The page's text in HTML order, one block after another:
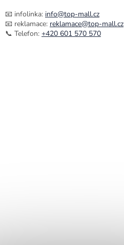
📧 infolinka: info@top-mall.cz
📧 reklamace: reklamace@top-mall.cz
📞 Telefon: +420 601 570 570